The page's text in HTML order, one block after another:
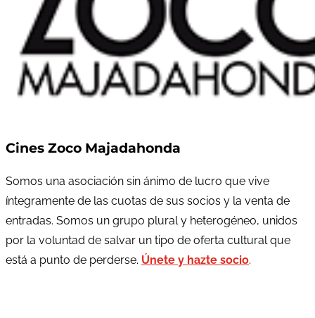
Cines Zoco Majadahonda
Somos una asociación sin ánimo de lucro que vive
íntegramente de las cuotas de sus socios y la venta de
entradas. Somos un grupo plural y heterogéneo, unidos
por la voluntad de salvar un tipo de oferta cultural que
está a punto de perderse. Únete y hazte socio.